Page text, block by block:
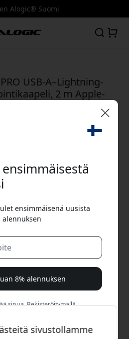
Alogic® Suomi
USB-A–Lightning-
2 m Apple-
sivustollamme
ensimmäisenä uusista
alennuksen
8% alennuksen
sinua. Rekisteröitymällä
kassalla saadaksesi 8%